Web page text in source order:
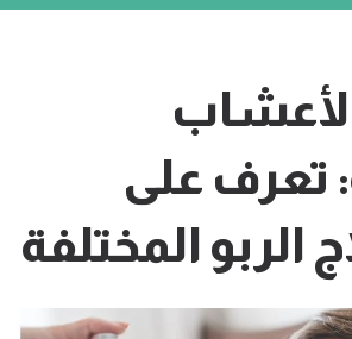
تعرف على
الربو المختلفة